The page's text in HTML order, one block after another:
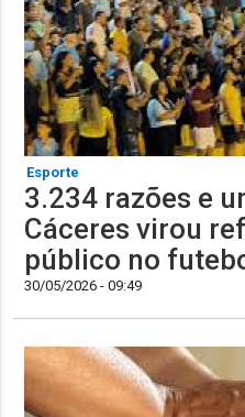
Esporte
3.234 razões e
Cáceres virou
público no
30/05/2026 - 09:49